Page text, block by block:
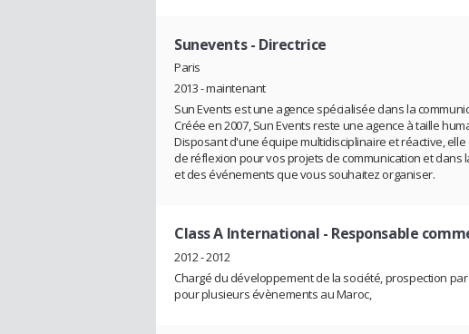
Sunevents- Directrice
Paris
2013 - maintenant
Sun Events est une agence spécialisée dans la
Créée en 2007, Sun Events reste une agence à taille
Disposant d'une équipe multidisciplinaire et réactive,
de réflexion pour vos projets de communication et
et des événements que vous souhaitez organiser.
Class A International - Responsable
2012 - 2012
Chargé du développement de la société, prospection
pour plusieurs évènements au Maroc,